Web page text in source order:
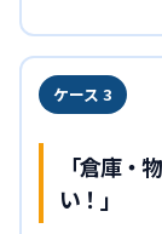
ケース 3
「倉庫・
い！」